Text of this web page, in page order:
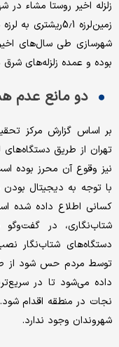
زمین‌لرزه
شهرسازی طی سال‌های
بوده و عمده زلزله‌های
دو مانع عدم
بر اساس گزارش مرکز
نیز وقوع آن محرز بوده
با توجه به دیجیتال بودن
کسانی اطلاع داده شده
شتاب‌نگاری، در گفت‌وگو
توسط مردم حس شود از
داده می‌شود تا در
نجات در منطقه اقدام
شهروندان وجود ندارد.